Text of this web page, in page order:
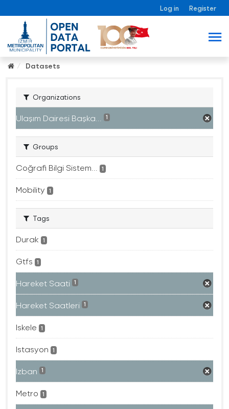
Log in Register
Datasets
Organizations
Ulaşım Dairesi Başka... 1
Groups
Coğrafi Bilgi Sistem... 1
Mobility 1
Tags
Durak 1
Gtfs 1
Hareket Saati 1
Hareket Saatleri 1
Iskele 1
Istasyon 1
Izban 1
Metro 1